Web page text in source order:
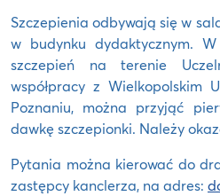
Szczepienia odbywają się w
w budynku dydaktycznym.
szczepień na terenie
współpracy z Wielkopolskim
Poznaniu, można przyjąć
dawkę szczepionki. Należy
Pytania można kierować do
zastępcy kanclerza, na adres: